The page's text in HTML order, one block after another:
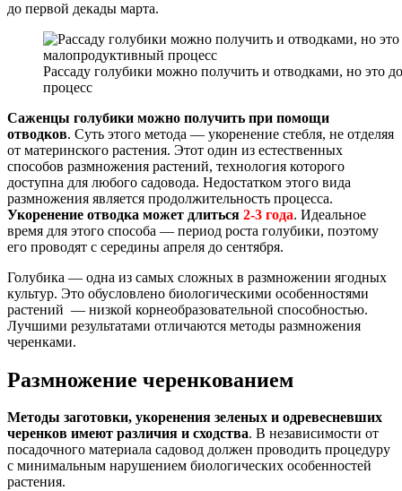
до первой декады марта.
Рассаду голубики можно получить и отводками, но это
процесс
Саженцы голубики можно получить при помощи
отводков. Суть этого метода — укоренение стебля, не отделяя
от материнского растения. Этот один из естественных
способов размножения растений, технология которого
доступна для любого садовода. Недостатком этого вида
размножения является продолжительность процесса.
Укоренение отводка может длиться 2-3 года. Идеальное
время для этого способа — период роста голубики, поэтому
его проводят с середины апреля до сентября.
Голубика — одна из самых сложных в размножении ягодных
культур. Это обусловлено биологическими особенностями
растений — низкой корнеобразовательной способностью.
Лучшими результатами отличаются методы размножения
черенками.
Размножение черенкованием
Методы заготовки, укоренения зеленых и одревесневших
черенков имеют различия и сходства. В независимости от
посадочного материала садовод должен проводить процедуру
с минимальным нарушением биологических особенностей
растения.